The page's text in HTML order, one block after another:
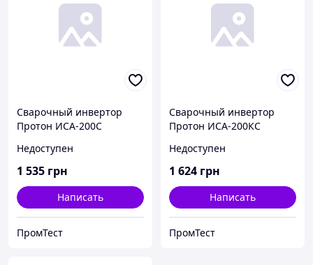
Сварочный инвертор
Протон ИСА-200С
Недоступен
1 535 грн
Написать
ПромТест
Сварочный инвертор
Протон ИСА-200КС
Недоступен
1 624 грн
Написать
ПромТест